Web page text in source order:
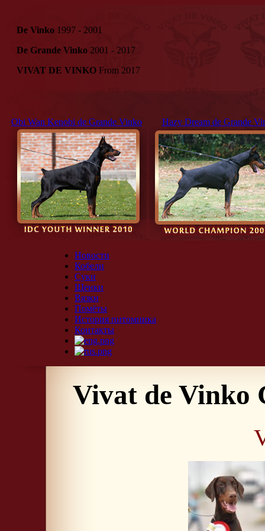
De Vinko 1997 - 2001
De Grande Vinko 2001 - 2017
VIVAT DE VINKO From 2017
Obi Wan Kenobi de Grande Vinko Hazy Dream de Grande
Новости
Кобели
Суки
Щенки
Вязки
Помёты
История питомника
Контакты
Vivat de Vinko